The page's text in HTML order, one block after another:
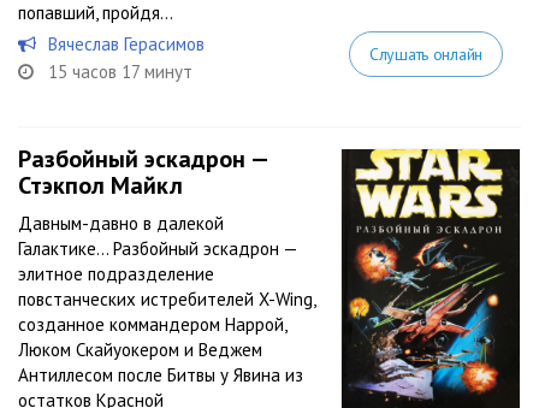
попавший, пройдя...
Вячеслав Герасимов
15 часов 17 минут
Слушать онлайн
Разбойный эскадрон —
Стэкпол Майкл
Давным-давно в далекой
Галактике… Разбойный эскадрон —
элитное подразделение
повстанческих истребителей X-Wing,
созданное коммандером Наррой,
Люком Скайуокером и Веджем
Антиллесом после Битвы у Явина из
остатков Красной